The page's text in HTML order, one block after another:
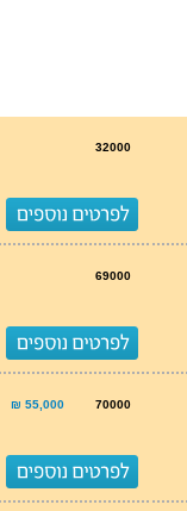
32000
69000
70000
55,000 ₪